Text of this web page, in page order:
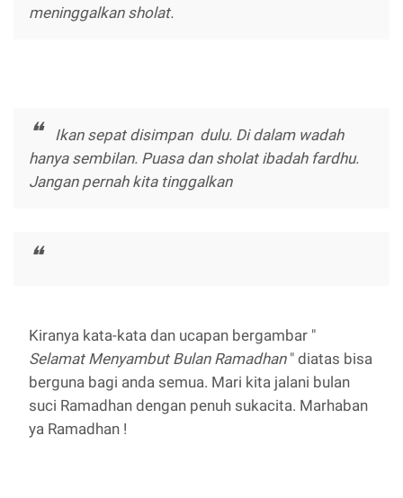
meninggalkan sholat.
Ikan sepat disimpan dulu. Di dalam wadah
hanya sembilan. Puasa dan sholat ibadah fardhu.
Jangan pernah kita tinggalkan
Kiranya kata-kata dan ucapan bergambar "
Selamat Menyambut Bulan Ramadhan" diatas bisa
berguna bagi anda semua. Mari kita jalani bulan
suci Ramadhan dengan penuh sukacita. Marhaban
ya Ramadhan !